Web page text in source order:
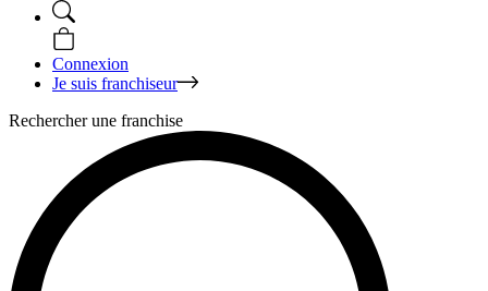
Connexion
Je suis franchiseur
Rechercher une franchise